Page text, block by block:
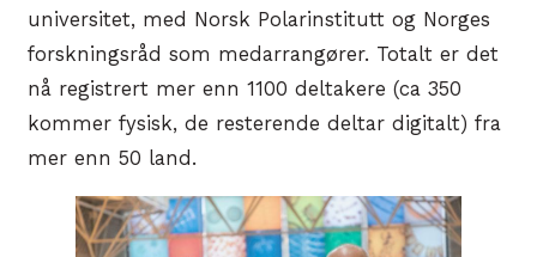
universitet, med Norsk Polarinstitutt og Norges
forskningsråd som medarrangører. Totalt er det
nå registrert mer enn 1100 deltakere (ca 350
kommer fysisk, de resterende deltar digitalt) fra
mer enn 50 land.